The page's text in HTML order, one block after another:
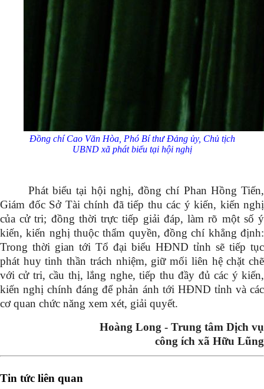
Đồng chí Cao Văn Hòa, Phó Bí thư Đảng ủy, Chủ tịch
UBND xã phát biểu tại hội nghị
Phát biểu tại hội nghị, đồng chí Phan Hồng Tiến,
Giám đốc Sở Tài chính đã tiếp thu các ý kiến, kiến nghị
của cử tri; đồng thời trực tiếp giải đáp, làm rõ một số ý
kiến, kiến nghị thuộc thẩm quyền, đồng chí khẳng định:
Trong thời gian tới Tổ đại biểu HĐND tỉnh sẽ tiếp tục
phát huy tinh thần trách nhiệm, giữ mối liên hệ chặt chẽ
với cử tri, cầu thị, lắng nghe, tiếp thu đầy đủ các ý kiến,
kiến nghị chính đáng để phản ánh tới HĐND tỉnh và các
cơ quan chức năng xem xét, giải quyết.
Hoàng Long - Trung tâm Dịch vụ
công ích xã Hữu Lũng
Tin tức liên quan